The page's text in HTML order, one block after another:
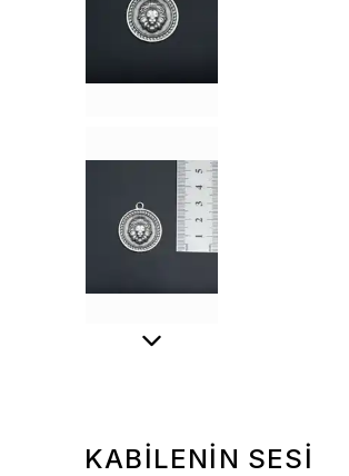
KABİLENİN SESİ